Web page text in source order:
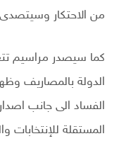
من الاحتكار
كما سيصدر مراسيم
الدولة بالمصاريف
الفساد الى جانب
المستقلة للإنتخابات